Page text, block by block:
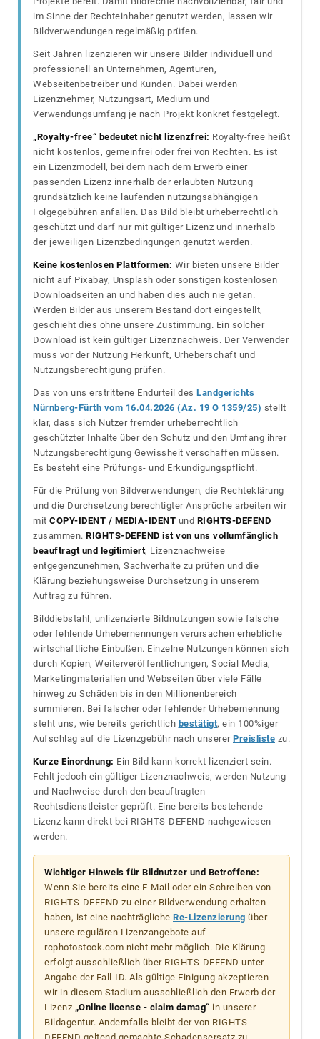
im Sinne der Rechteinhaber genutzt werden, lassen wir
Bildverwendungen regelmäßig prüfen.
Seit Jahren lizenzieren wir unsere Bilder individuell und
professionell an Unternehmen, Agenturen,
Webseitenbetreiber und Kunden. Dabei werden
Lizenznehmer, Nutzungsart, Medium und
Verwendungsumfang je nach Projekt konkret festgelegt.
„Royalty-free“ bedeutet nicht lizenzfrei: Royalty-free heißt
nicht kostenlos, gemeinfrei oder frei von Rechten. Es ist
ein Lizenzmodell, bei dem nach dem Erwerb einer
passenden Lizenz innerhalb der erlaubten Nutzung
grundsätzlich keine laufenden nutzungsabhängigen
Folgegebühren anfallen. Das Bild bleibt urheberrechtlich
geschützt und darf nur mit gültiger Lizenz und innerhalb
der jeweiligen Lizenzbedingungen genutzt werden.
Keine kostenlosen Plattformen: Wir bieten unsere Bilder
nicht auf Pixabay, Unsplash oder sonstigen kostenlosen
Downloadseiten an und haben dies auch nie getan.
Werden Bilder aus unserem Bestand dort eingestellt,
geschieht dies ohne unsere Zustimmung. Ein solcher
Download ist kein gültiger Lizenznachweis. Der Verwender
muss vor der Nutzung Herkunft, Urheberschaft und
Nutzungsberechtigung prüfen.
Das von uns erstrittene Endurteil des Landgerichts
Nürnberg-Fürth vom 16.04.2026 (Az. 19 O 1359/25) stellt
klar, dass sich Nutzer fremder urheberrechtlich
geschützter Inhalte über den Schutz und den Umfang ihrer
Nutzungsberechtigung Gewissheit verschaffen müssen.
Es besteht eine Prüfungs- und Erkundigungspflicht.
Für die Prüfung von Bildverwendungen, die Rechteklärung
und die Durchsetzung berechtigter Ansprüche arbeiten wir
mit COPY-IDENT / MEDIA-IDENT und RIGHTS-DEFEND
zusammen. RIGHTS-DEFEND ist von uns vollumfänglich
beauftragt und legitimiert, Lizenznachweise
entgegenzunehmen, Sachverhalte zu prüfen und die
Klärung beziehungsweise Durchsetzung in unserem
Auftrag zu führen.
Bilddiebstahl, unlizenzierte Bildnutzungen sowie falsche
oder fehlende Urhebernennungen verursachen erhebliche
wirtschaftliche Einbußen. Einzelne Nutzungen können sich
durch Kopien, Weiterveröffentlichungen, Social Media,
Marketingmaterialien und Webseiten über viele Fälle
hinweg zu Schäden bis in den Millionenbereich
summieren. Bei falscher oder fehlender Urhebernennung
steht uns, wie bereits gerichtlich bestätigt, ein 100%iger
Aufschlag auf die Lizenzgebühr nach unserer Preisliste zu.
Kurze Einordnung: Ein Bild kann korrekt lizenziert sein.
Fehlt jedoch ein gültiger Lizenznachweis, werden Nutzung
und Nachweise durch den beauftragten
Rechtsdienstleister geprüft. Eine bereits bestehende
Lizenz kann direkt bei RIGHTS-DEFEND nachgewiesen
werden.
Wichtiger Hinweis für Bildnutzer und Betroffene:
Wenn Sie bereits eine E-Mail oder ein Schreiben von
RIGHTS-DEFEND zu einer Bildverwendung erhalten
haben, ist eine nachträgliche Re-Lizenzierung über
unsere regulären Lizenzangebote auf
rcphotostock.com nicht mehr möglich. Die Klärung
erfolgt ausschließlich über RIGHTS-DEFEND unter
Angabe der Fall-ID. Als gültige Einigung akzeptieren
wir in diesem Stadium ausschließlich den Erwerb der
Lizenz „Online license - claim damag“ in unserer
Bildagentur. Andernfalls bleibt der von RIGHTS-